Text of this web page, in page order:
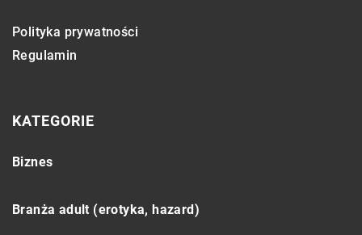
Polityka prywatności
Regulamin
KATEGORIE
Biznes
Branża adult (erotyka, hazard)